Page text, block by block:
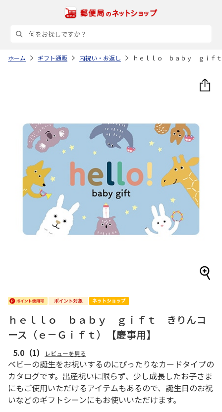
ホーム ギフト通販 内祝い・お返し ｈｅｌｌｏ ｂａｂｙ ｇｉｆ
ｈｅｌｌｏ ｂａｂｙ ｇｉｆｔ きりんコ
ース（ｅ－Ｇｉｆｔ）【慶事用】
5.0 （1） レビューを見る
ベビーの誕生をお祝いするのにぴったりなカードタイプの
カタログです。出産祝いに限らず、少し成長したお子さま
にもご使用いただけるアイテムもあるので、誕生日のお祝
いなどのギフトシーンにもお使いいただけます。